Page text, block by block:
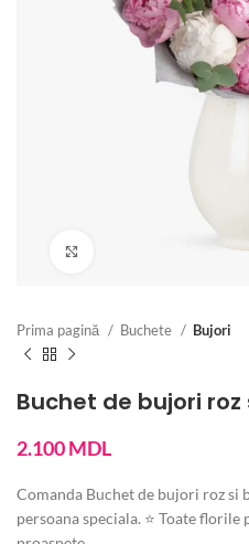
Vezi imaginea mărită
Prima pagină Buchete Bujori
Buchet de bujori
2.100MDL
Comanda Buchet de bujori roz
persoana speciala. ⭐ Toate